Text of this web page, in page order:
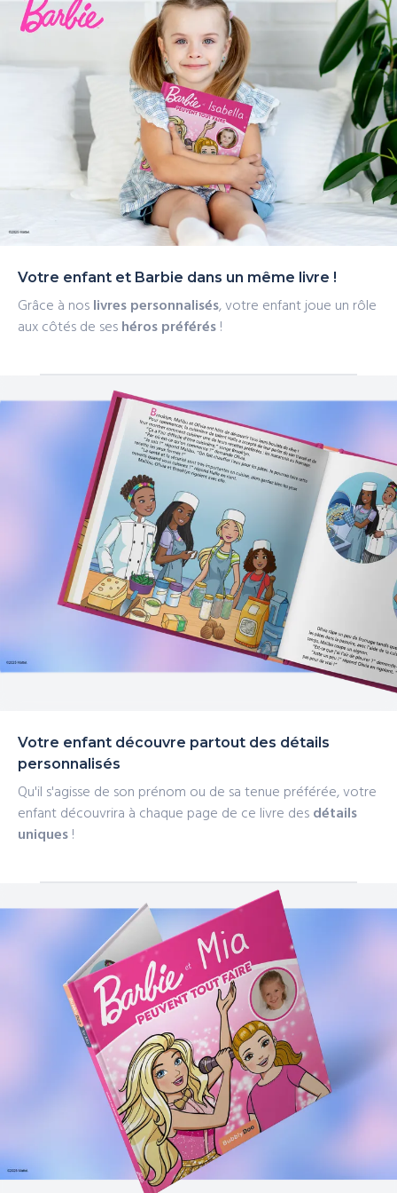
qu’avec dévouement et passion, tout devient possible !
Votre enfant et Barbie dans un même livre !
Grâce à noslivres personnalisés, votre enfant joue un rôle
aux côtés de seshéros préférés!
Votre enfant découvre partout des détails
personnalisés
Qu'il s'agisse de son prénom ou de sa tenue préférée, votre
enfant découvrira à chaque page de ce livre desdétails
uniques!